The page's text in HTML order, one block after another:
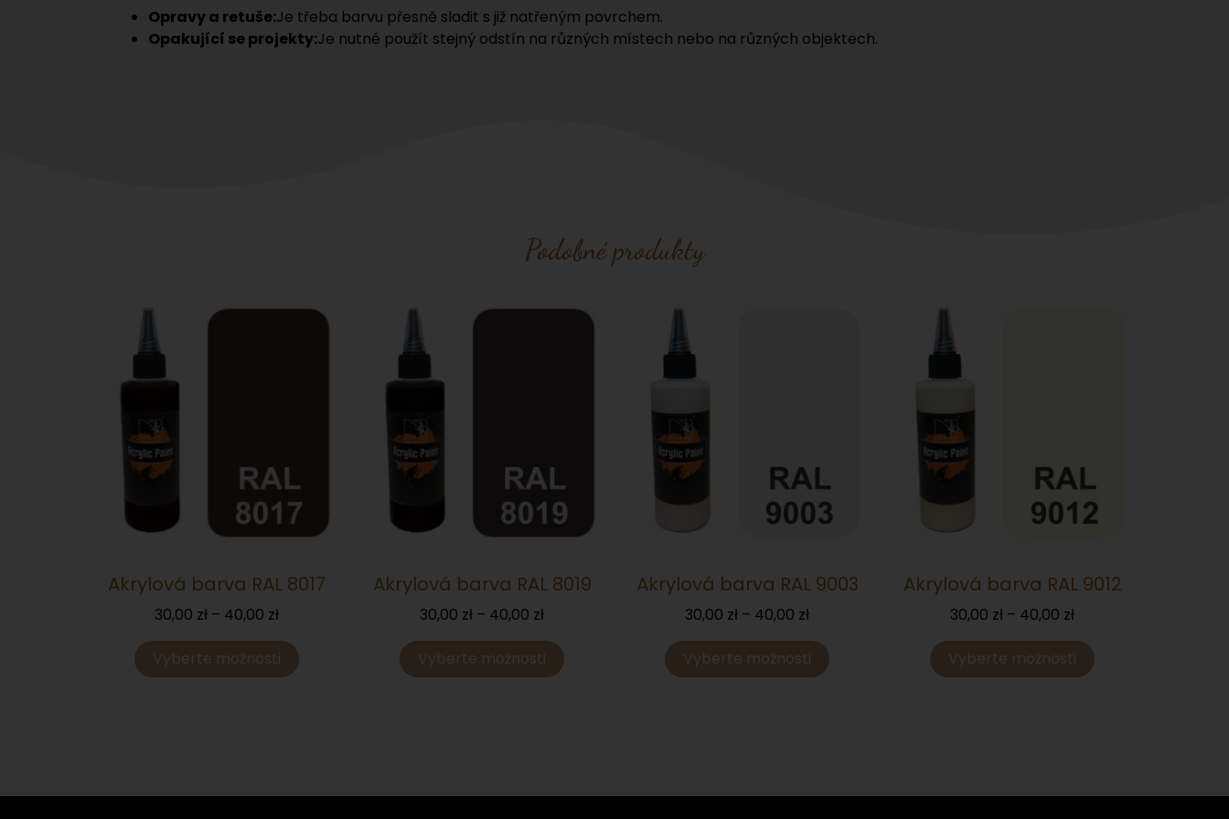
Opravy a retuše:Je třeba barvu přesně sladit s již natřeným povrchem.
Opakující se projekty:Je nutné použít stejný odstín na různých místech nebo na různých objektech.
Podobné produkty
Akrylová barva RAL 8017
30,00 zł – 40,00 zł
Vyberte možnosti
Akrylová barva RAL 8019
30,00 zł – 40,00 zł
Vyberte možnosti
Akrylová barva RAL 9003
30,00 zł – 40,00 zł
Vyberte možnosti
Akrylová barva RAL 9012
30,00 zł – 40,00 zł
Vyberte možnosti